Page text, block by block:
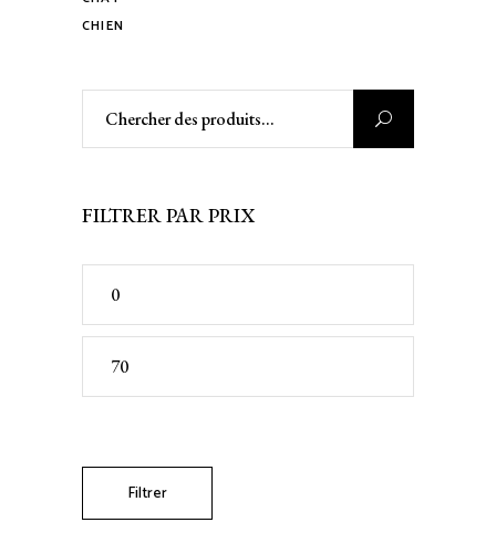
CHIEN
FILTRER PAR PRIX
Filtrer